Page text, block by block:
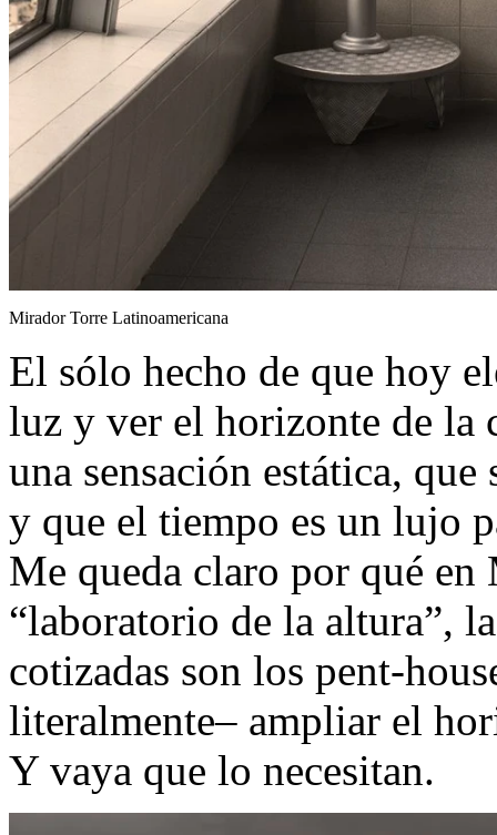
Mirador Torre Latinoamericana
El sólo hecho de que hoy
luz y ver el horizonte de la
una sensación estática,
y que el tiempo es un lujo
Me queda claro por qué en
“laboratorio de la altura”,
cotizadas son los pent-
literalmente– ampliar el
Y vaya que lo necesitan.